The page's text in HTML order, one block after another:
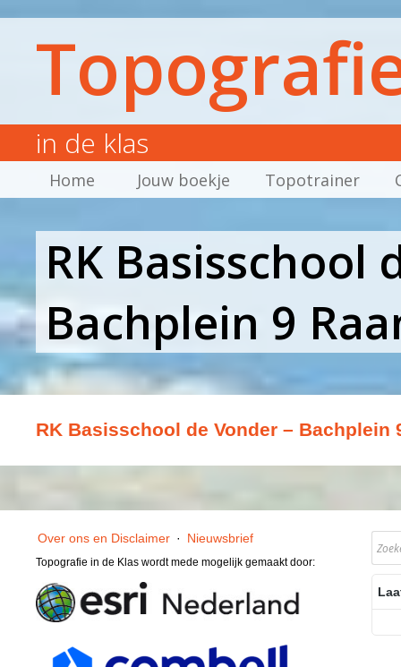
in de klas
Home Jouw boekje Topotrainer
RK Basisschool
Bachplein 9
RK Basisschool de Vonder – Bachplein
Over ons en Disclaimer · Nieuwsbrief
Topografie in de Klas wordt mede mogelijk gemaakt door: